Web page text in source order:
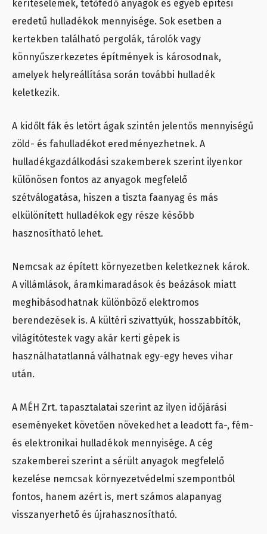
kerítéselemek, tetőfedő anyagok és egyéb építési
eredetű hulladékok mennyisége. Sok esetben a
kertekben található pergolák, tárolók vagy
könnyűszerkezetes építmények is károsodnak,
amelyek helyreállítása során további hulladék
keletkezik.
A kidőlt fák és letört ágak szintén jelentős mennyiségű
zöld- és fahulladékot eredményezhetnek. A
hulladékgazdálkodási szakemberek szerint ilyenkor
különösen fontos az anyagok megfelelő
szétválogatása, hiszen a tiszta faanyag és más
elkülönített hulladékok egy része később
hasznosítható lehet.
Nemcsak az épített környezetben keletkeznek károk.
A villámlások, áramkimaradások és beázások miatt
meghibásodhatnak különböző elektromos
berendezések is. A kültéri szivattyúk, hosszabbítók,
világítótestek vagy akár kerti gépek is
használhatatlanná válhatnak egy-egy heves vihar
után.
A MÉH Zrt. tapasztalatai szerint az ilyen időjárási
eseményeket követően növekedhet a leadott fa-, fém-
és elektronikai hulladékok mennyisége. A cég
szakemberei szerint a sérült anyagok megfelelő
kezelése nemcsak környezetvédelmi szempontból
fontos, hanem azért is, mert számos alapanyag
visszanyerhető és újrahasznosítható.